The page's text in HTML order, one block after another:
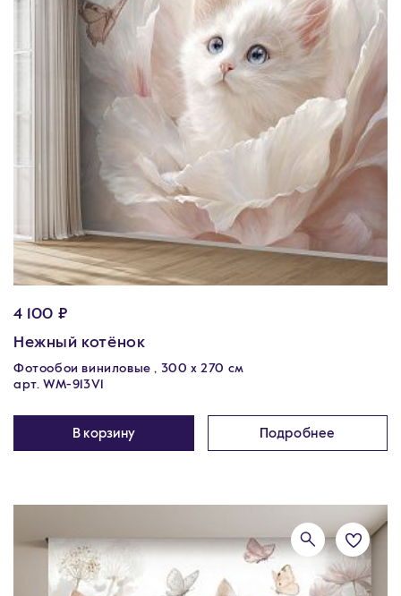
4 100 ₽
Нежный котёнок
Фотообои виниловые , 300 х 270 см
арт. WM-913V1
В корзину Подробнее